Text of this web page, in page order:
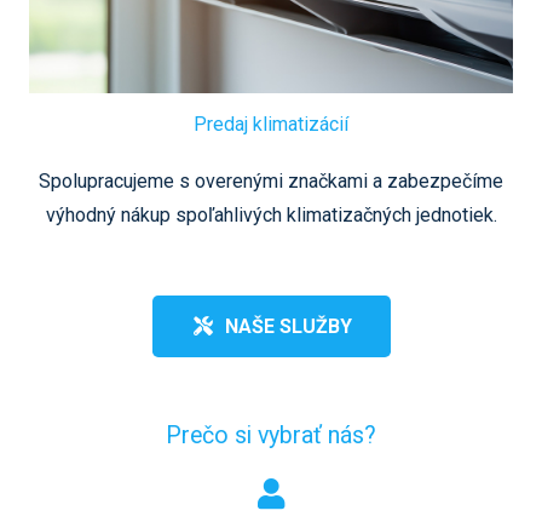
Predaj klimatizácií
Spolupracujeme s overenými značkami a zabezpečíme
výhodný nákup spoľahlivých klimatizačných jednotiek.
NAŠE SLUŽBY
Prečo si vybrať nás?